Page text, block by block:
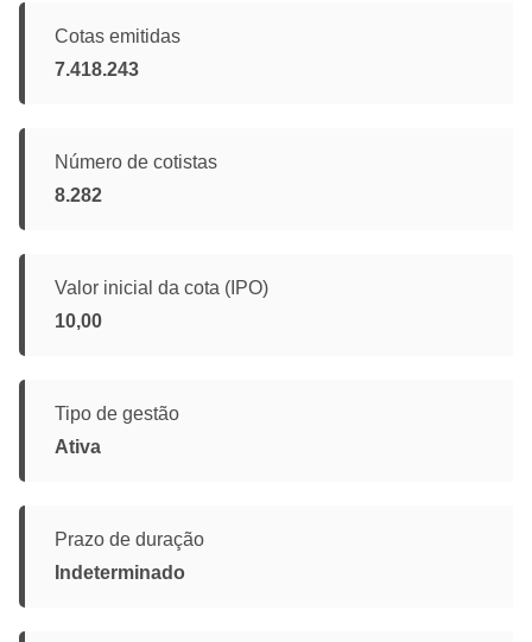
Cotas emitidas
7.418.243
Número de cotistas
8.282
Valor inicial da cota (IPO)
10,00
Tipo de gestão
Ativa
Prazo de duração
Indeterminado